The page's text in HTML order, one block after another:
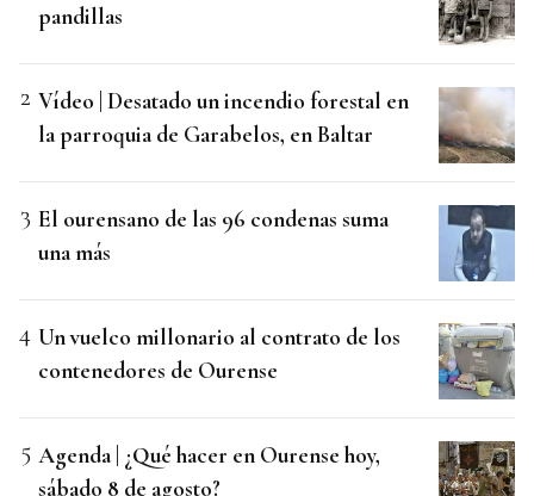
pandillas
Vídeo | Desatado un incendio forestal en
la parroquia de Garabelos, en Baltar
El ourensano de las 96 condenas suma
una más
Un vuelco millonario al contrato de los
contenedores de Ourense
Agenda | ¿Qué hacer en Ourense hoy,
sábado 8 de agosto?